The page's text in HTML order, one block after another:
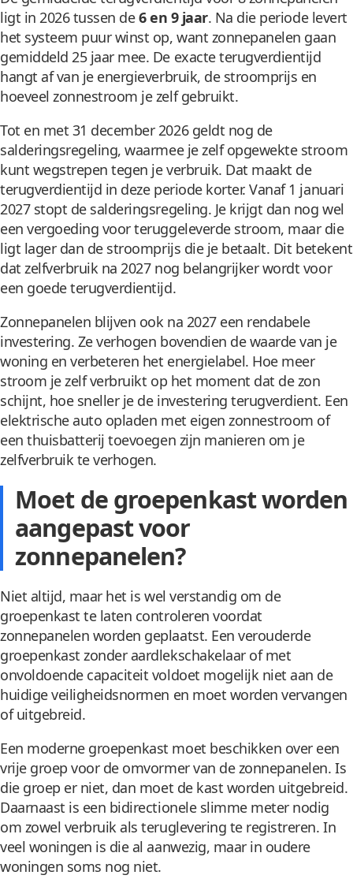
ligt in 2026 tussen de6 en 9 jaar. Na die periode levert
het systeem puur winst op, want zonnepanelen gaan
gemiddeld 25 jaar mee. De exacte terugverdientijd
hangt af van je energieverbruik, de stroomprijs en
hoeveel zonnestroom je zelf gebruikt.
Tot en met 31 december 2026 geldt nog de
salderingsregeling, waarmee je zelf opgewekte stroom
kunt wegstrepen tegen je verbruik. Dat maakt de
terugverdientijd in deze periode korter. Vanaf 1 januari
2027 stopt de salderingsregeling. Je krijgt dan nog wel
een vergoeding voor teruggeleverde stroom, maar die
ligt lager dan de stroomprijs die je betaalt. Dit betekent
dat zelfverbruik na 2027 nog belangrijker wordt voor
een goede terugverdientijd.
Zonnepanelen blijven ook na 2027 een rendabele
investering. Ze verhogen bovendien de waarde van je
woning en verbeteren het energielabel. Hoe meer
stroom je zelf verbruikt op het moment dat de zon
schijnt, hoe sneller je de investering terugverdient. Een
elektrische auto opladen met eigen zonnestroom of
een thuisbatterij toevoegen zijn manieren om je
zelfverbruik te verhogen.
Moet de groepenkast worden
aangepast voor
zonnepanelen?
Niet altijd, maar het is wel verstandig om de
groepenkast te laten controleren voordat
zonnepanelen worden geplaatst. Een verouderde
groepenkast zonder aardlekschakelaar of met
onvoldoende capaciteit voldoet mogelijk niet aan de
huidige veiligheidsnormen en moet worden vervangen
of uitgebreid.
Een moderne groepenkast moet beschikken over een
vrije groep voor de omvormer van de zonnepanelen. Is
die groep er niet, dan moet de kast worden uitgebreid.
Daarnaast is een bidirectionele slimme meter nodig
om zowel verbruik als teruglevering te registreren. In
veel woningen is die al aanwezig, maar in oudere
woningen soms nog niet.